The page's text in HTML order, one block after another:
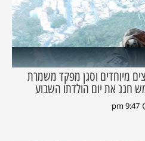
מיוחדים וסגן מפקד משמרת
חגג את יום הולדתו השבוע
9:47 pm